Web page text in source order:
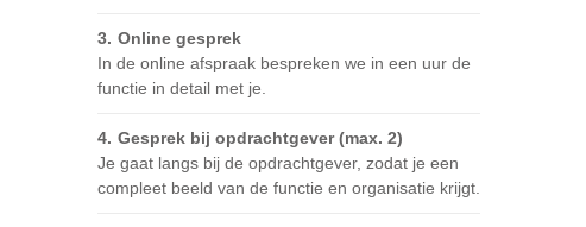
Online gesprek
In de online afspraak bespreken we in een uur de
functie in detail met je.
Gesprek bij opdrachtgever (max. 2)
Je gaat langs bij de opdrachtgever, zodat je een
compleet beeld van de functie en organisatie krijgt.